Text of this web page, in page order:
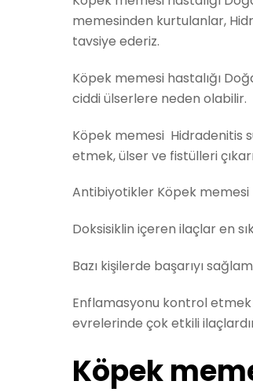
memesinden kurtulanlar,
tavsiye ederiz.
Köpek memesi hastalığı
ciddi ülserlere neden olabilir.
Köpek memesi Hidradenitis
etmek, ülser ve fistülleri
Antibiyotikler Köpek memesi
Doksisiklin içeren ilaçlar en
Bazı kişilerde başarıyı
Enflamasyonu kontrol etmek
evrelerinde çok etkili
Köpek